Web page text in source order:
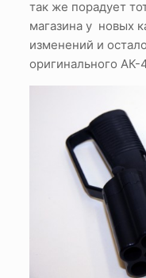
так же порадует
магазина у новых
изменений и
оригинального АК-